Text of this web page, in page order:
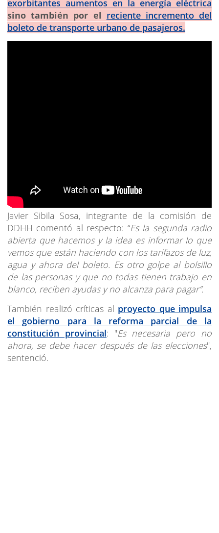
exorbitantes aumentos en la energía eléctrica
sino también por el reciente incremento del
boleto de transporte urbano de pasajeros.
Javier Sibila Sosa, integrante de la comisión de
DDHH comentó al respecto: “Es la segunda radio
abierta que hacemos y la idea es informar lo que
vemos que están haciendo con los tarifazos de luz,
agua y ahora del boleto. Es otro golpe al bolsillo
de las personas y que no todas tienen trabajo en
blanco, reciben ayudas y no alcanza para pagar”.
También realizó críticas al proyecto que impulsa
el gobierno para la reforma parcial de la
constitución provincial: "Es necesaria pero no
ahora, se debe hacer después de las elecciones",
sentenció.